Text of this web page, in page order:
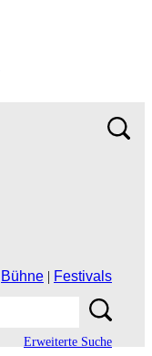
Bühne | Festivals
ErweiterteSuche